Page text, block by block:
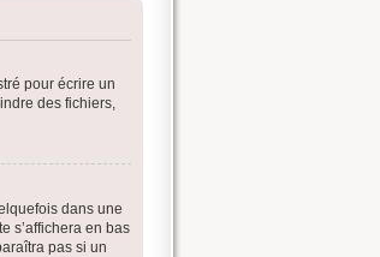
pour écrire un
des fichiers,
dans une
s’affichera en bas
pas si un